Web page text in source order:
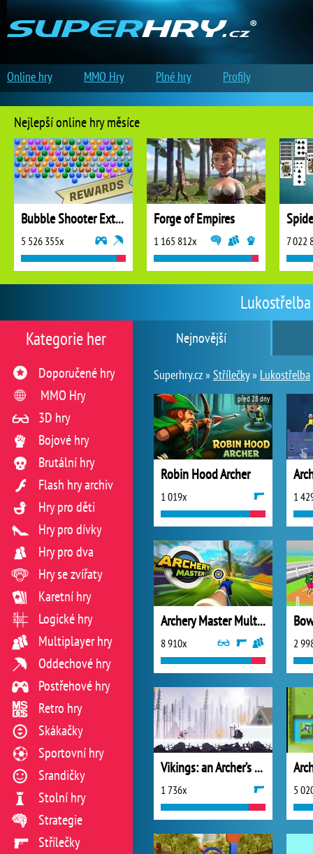
Nejnovější
Superhry.cz »Střílečky» Lukostřelba
Robin Hood Archer
1 019x
před 28 dny
1
Archery Master Multiplayer
8 910x 2
Vikings: an Archer’s Journey
1 736x 5
Kategorie her
Doporučené hry
MMO Hry
3D hry
Bojové hry
Brutální hry
Flash hry archiv
Hry pro děti
Hry pro dívky
Hry pro dva
Hry se zvířaty
Karetní hry
Logické hry
Multiplayer hry
Oddechové hry
Postřehové hry
Retro hry
Skákačky
Sportovní hry
Srandičky
Stolní hry
Strategie
Střílečky
Nejlepší online hry měsíce
Bubble Shooter Extreme
5 526 355x
Forge of Empires
1 165 812x 7 022
Online hry MMO Hry Plné hry Profily